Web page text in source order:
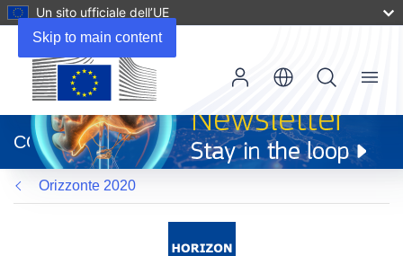
Skip to main content
Un sito ufficiale dell’UE
apre
in
una
nuova
finestra)
CORDIS
Menu
Orizzonte 2020